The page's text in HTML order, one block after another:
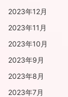
2023年12月
2023年11月
2023年10月
2023年9月
2023年8月
2023年7月